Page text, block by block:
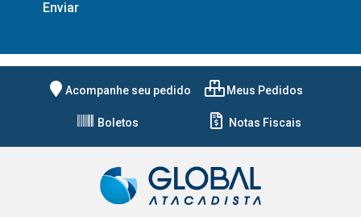
Acompanhe seu pedido Meus Pedidos
Boletos Notas Fiscais